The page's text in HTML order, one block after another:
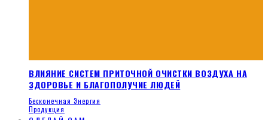
ВЛИЯНИЕ СИСТЕМ ПРИТОЧНОЙ ОЧИСТКИ ВОЗДУХА НА
ЗДОРОВЬЕ И БЛАГОПОЛУЧИЕ ЛЮДЕЙ
Бесконечная Энергия
Продукция